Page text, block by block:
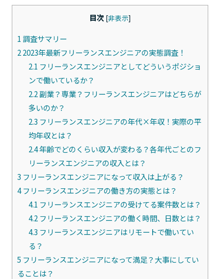
目次 [非表示]
1 調査サマリー
22023年最新フリーランスエンジニアの実態調査！
2.1 フリーランスエンジニアとしてどういうポジショ
ンで働いているか？
2.2副業？専業？フリーランスエンジニアはどちらが
多いのか？
2.3 フリーランスエンジニアの年代×年収！実際の平
均年収とは？
2.4年齢でどのくらい収入が変わる？各年代ごとのフ
リーランスエンジニアの収入とは？
3 フリーランスエンジニアになって収入は上がる？
4フリーランスエンジニアの働き方の実態とは？
4.1 フリーランスエンジニアの受けてる案件数とは？
4.2フリーランスエンジニアの働く時間、日数とは？
4.3 フリーランスエンジニアはリモートで働いてい
る？
5 フリーランスエンジニアになって満足？大事にしてい
ることは？